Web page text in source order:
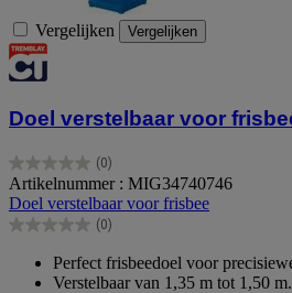
Vergelijken Vergelijken
Doel verstelbaar voor
(0)
0.0
van
de
5
Artikelnummer : MIG34740746
Doel verstelbaar voor frisbee
(0)
0.0
Perfect frisbeedoel voor
Verstelbaar van 1,35 m tot 1,50 m.